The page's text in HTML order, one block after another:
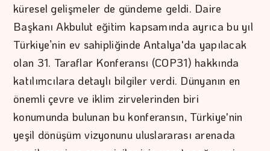
küresel gelişmeler de gündeme geldi. Daire
Başkanı Akbulut eğitim kapsamında ayrıca bu yıl
Türkiye’nin ev sahipliğinde Antalya'da yapılacak
olan 31. Taraflar Konferansı (COP31) hakkında
katılımcılara detaylı bilgiler verdi. Dünyanın en
önemli çevre ve iklim zirvelerinden biri
konumunda bulunan bu konferansın, Türkiye'nin
yeşil dönüşüm vizyonunu uluslararası arenada